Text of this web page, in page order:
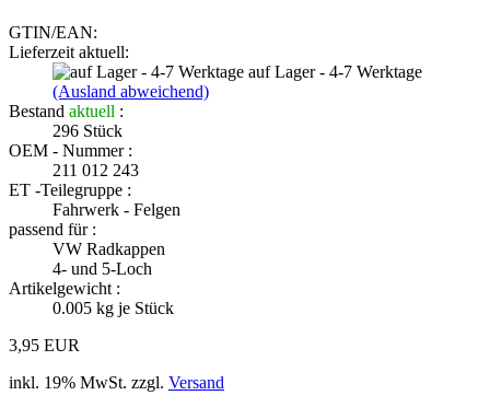
GTIN/EAN:
Lieferzeit aktuell:
auf Lager - 4-7 Werktage
(Ausland abweichend)
Bestand aktuell :
296 Stück
OEM - Nummer :
211 012 243
ET -Teilegruppe :
Fahrwerk - Felgen
passend für :
VW Radkappen
4- und 5-Loch
Artikelgewicht :
0.005 kg je Stück
3,95 EUR
inkl. 19% MwSt. zzgl. Versand